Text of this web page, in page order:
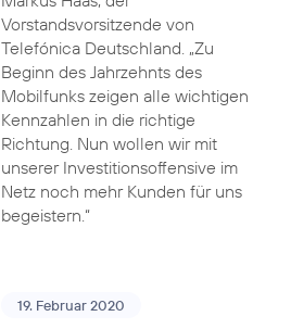
Vorstandsvorsitzende von
Telefónica Deutschland. „Zu
Beginn des Jahrzehnts des
Mobilfunks zeigen alle wichtigen
Kennzahlen in die richtige
Richtung. Nun wollen wir mit
unserer Investitionsoffensive im
Netz noch mehr Kunden für uns
begeistern.“
19. Februar 2020